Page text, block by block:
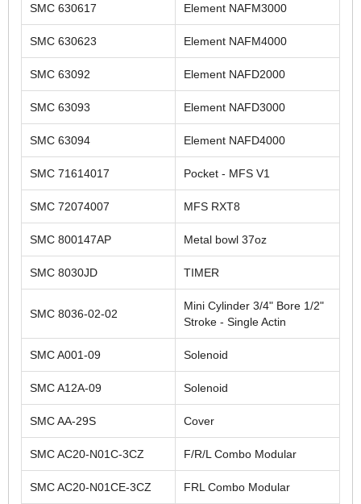
SMC 630617 Element NAFM3000
SMC 630623 Element NAFM4000
SMC 63092 Element NAFD2000
SMC 63093 Element NAFD3000
SMC 63094 Element NAFD4000
SMC 71614017 Pocket - MFS V1
SMC 72074007 MFS RXT8
SMC 800147AP Metal bowl 37oz
SMC 8030JD TIMER
SMC 8036-02-02
Mini Cylinder 3/4" Bore 1/2"
Stroke - Single Actin
SMC A001-09 Solenoid
SMC A12A-09 Solenoid
SMC AA-29S Cover
SMC AC20-N01C-3CZ F/R/L Combo Modular
SMC AC20-N01CE-3CZ FRL Combo Modular